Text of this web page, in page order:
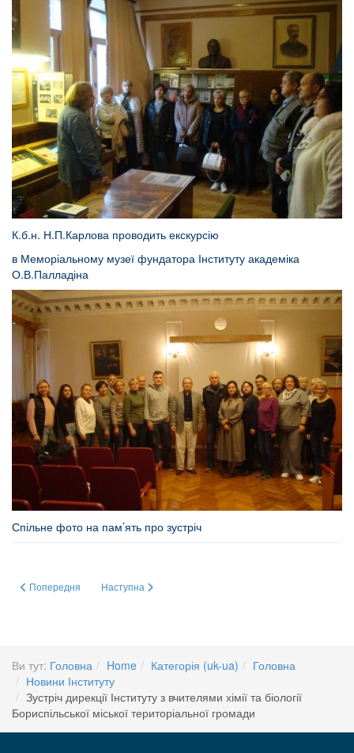
К.б.н. Н.П.Карлова проводить екскурсію
в Меморіальному музеї фундатора Інституту академіка
О.В.Палладіна
Спільне фото на пам’ять про зустріч
Попередня стаття: 7-го жовтня 2024 р. в Інституті відбулася дружня
Попередня Наступна стаття: Оголошення
Наступна
Ви тут: Головна Home Категорія (uk-ua)
Головна
Новини Інституту
Зустріч дирекції Інституту з вчителями хімії та біології
Бориспільської міської територіальної громади